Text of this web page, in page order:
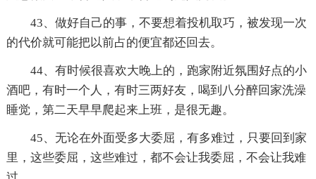
43、做好自己的事，不要想着投机取巧，被发现一次
的代价就可能把以前占的便宜都还回去。
44、有时候很喜欢大晚上的，跑家附近氛围好点的小
酒吧，有时一个人，有时三两好友，喝到八分醉回家洗澡
睡觉，第二天早早爬起来上班，是很无趣。
45、无论在外面受多大委屈，有多难过，只要回到家
里，这些委屈，这些难过，都不会让我委屈，不会让我难